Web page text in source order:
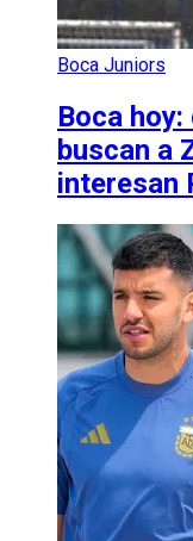
Boca Juniors
Boca
buscan a
interesan